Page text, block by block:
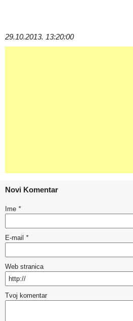
29.10.2013. 13:20:00
Novi Komentar
Ime *
E-mail *
Web stranica
Tvoj komentar